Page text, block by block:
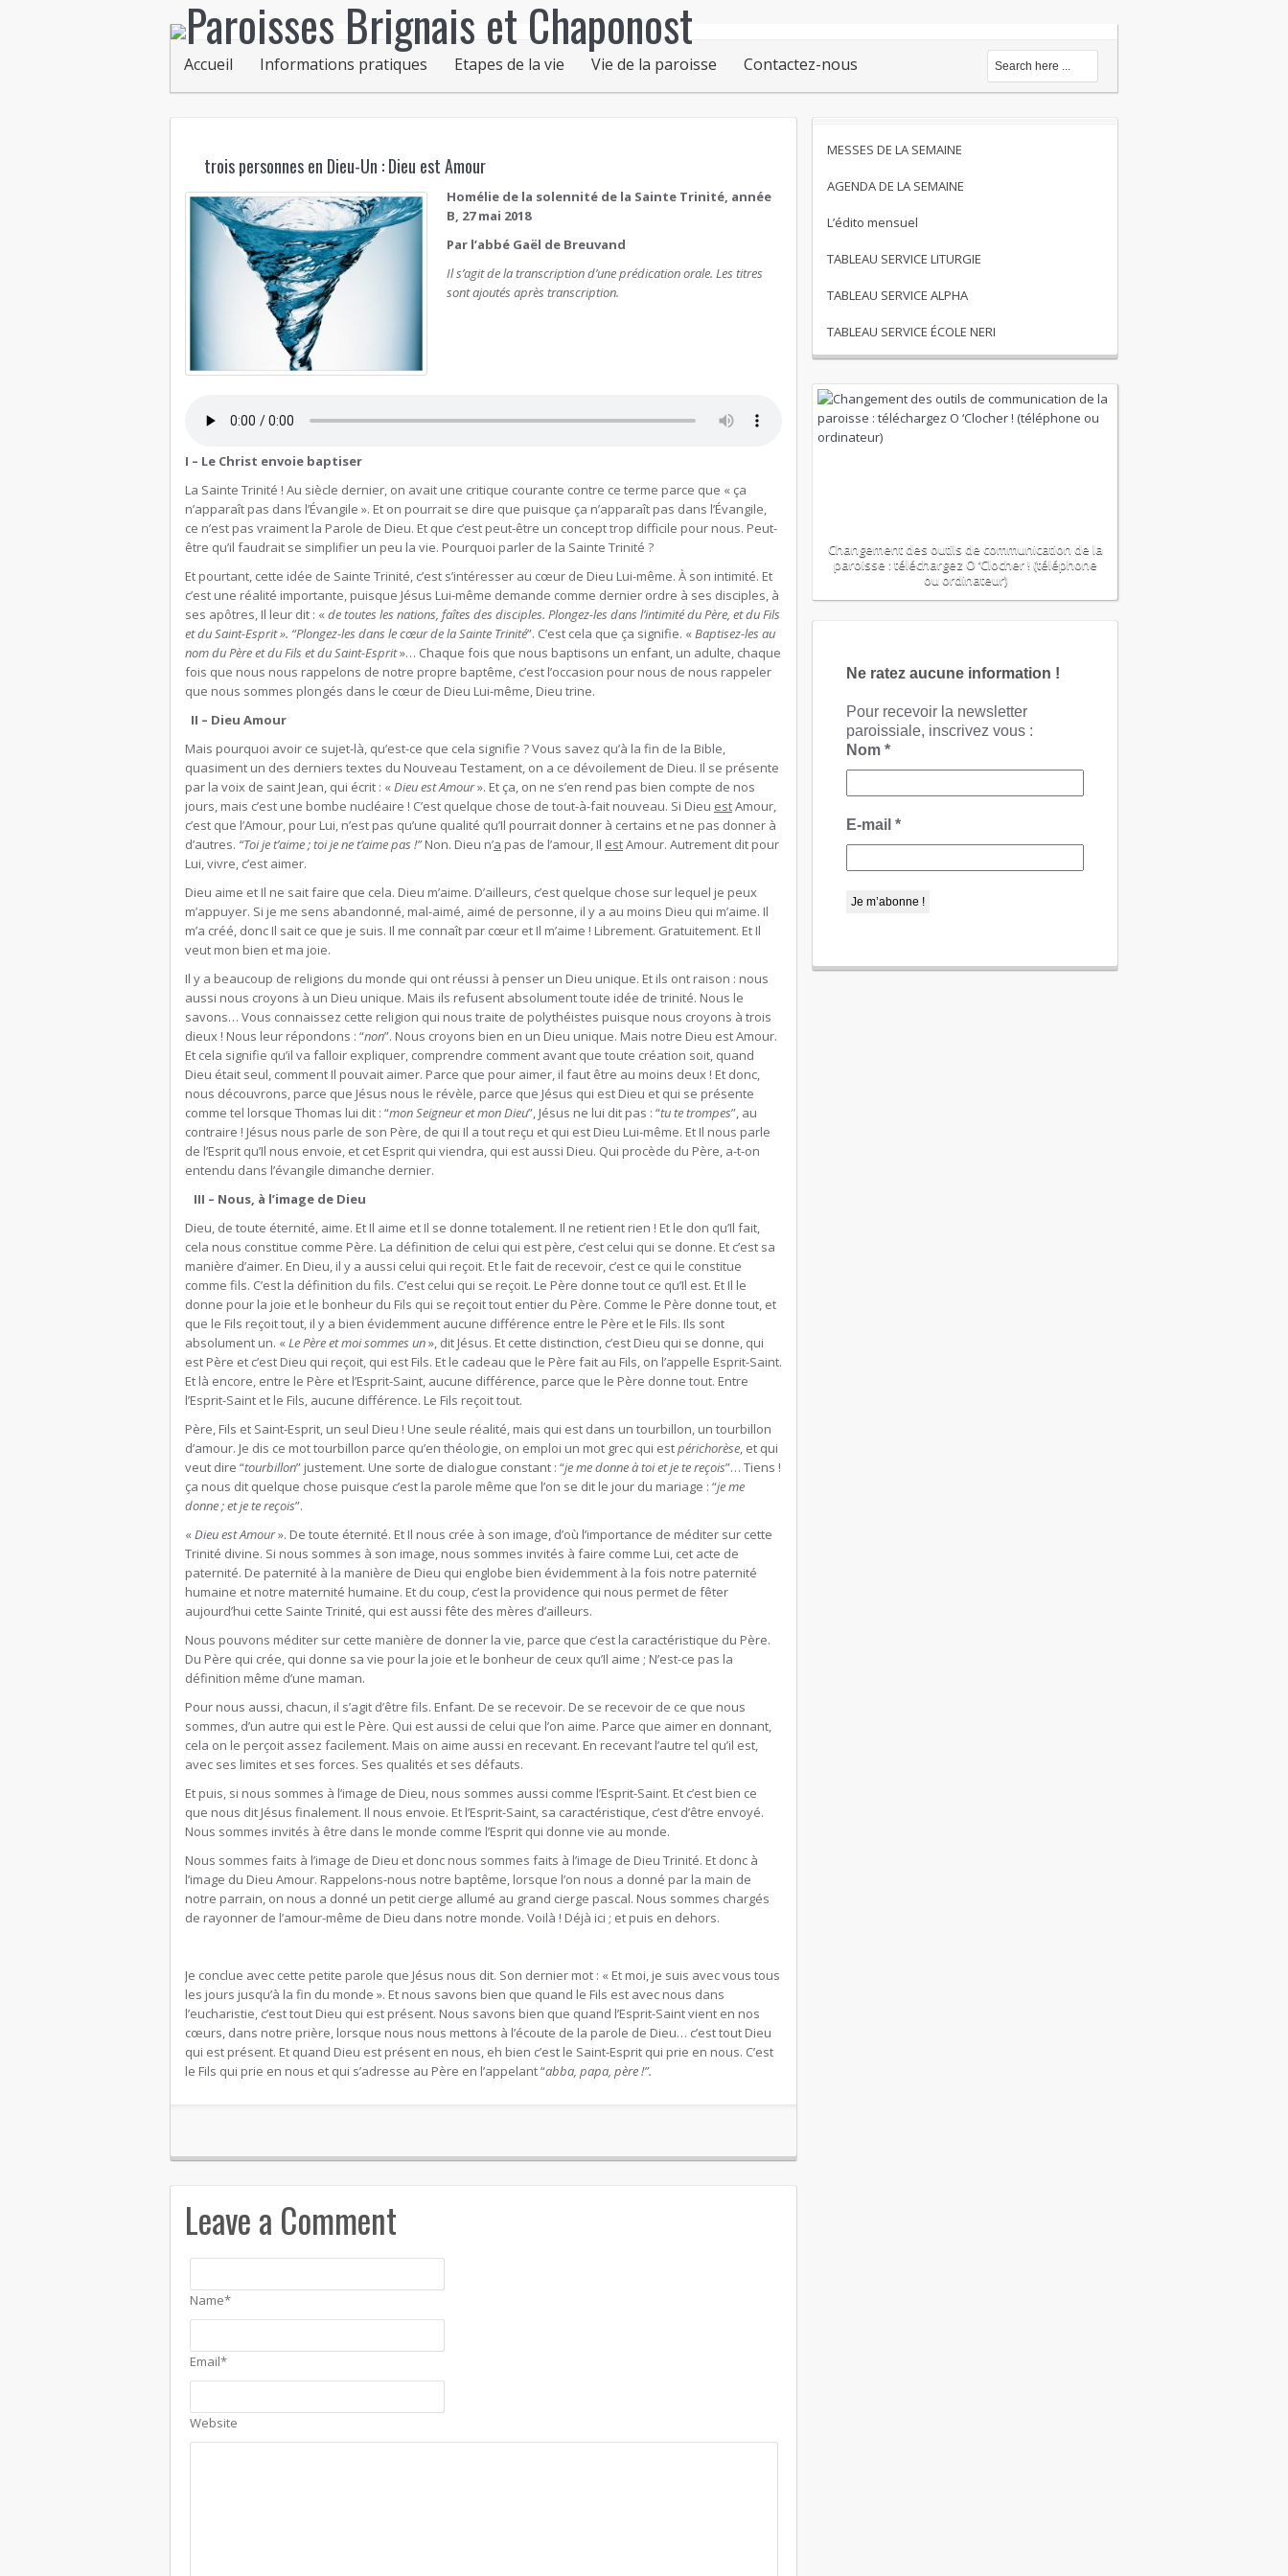
Accueil Informations pratiques Etapes de la vie Vie de la paroisse Contactez-nous
trois personnes en Dieu-Un : Dieu est Amour
Homélie de la solennité de la Sainte Trinité, année
B, 27 mai 2018
Par l’abbé Gaël de Breuvand
Il s’agit de la transcription d’une prédication orale. Les titres
sont ajoutés après transcription.
I – Le Christ envoie baptiser
La Sainte Trinité ! Au siècle dernier, on avait une critique courante contre ce terme parce que « ça
n’apparaît pas dans l’Évangile ». Et on pourrait se dire que puisque ça n’apparaît pas dans l’Évangile,
ce n’est pas vraiment la Parole de Dieu. Et que c’est peut-être un concept trop difficile pour nous. Peut-
être qu’il faudrait se simplifier un peu la vie. Pourquoi parler de la Sainte Trinité ?
Et pourtant, cette idée de Sainte Trinité, c’est s’intéresser au cœur de Dieu Lui-même. À son intimité. Et
c’est une réalité importante, puisque Jésus Lui-même demande comme dernier ordre à ses disciples, à
ses apôtres, Il leur dit : «de toutes les nations, faîtes des disciples. Plongez-les dans l’intimité du Père, et du Fils
et du Saint-Esprit ». “Plongez-les dans le cœur de la Sainte Trinité”. C’est cela que ça signifie. «Baptisez-les au
nom du Père et du Fils et du Saint-Esprit»… Chaque fois que nous baptisons un enfant, un adulte, chaque
fois que nous nous rappelons de notre propre baptême, c’est l’occasion pour nous de nous rappeler
que nous sommes plongés dans le cœur de Dieu Lui-même, Dieu trine.
II – Dieu Amour
Mais pourquoi avoir ce sujet-là, qu’est-ce que cela signifie ? Vous savez qu’à la fin de la Bible,
quasiment un des derniers textes du Nouveau Testament, on a ce dévoilement de Dieu. Il se présente
par la voix de saint Jean, qui écrit : «Dieu est Amour». Et ça, on ne s’en rend pas bien compte de nos
jours, mais c’est une bombe nucléaire ! C’est quelque chose de tout-à-fait nouveau. Si Dieu estAmour,
c’est que l’Amour, pour Lui, n’est pas qu’une qualité qu’Il pourrait donner à certains et ne pas donner à
d’autres. “Toi je t’aime ; toi je ne t’aime pas !”Non. Dieu n’a pas de l’amour, Il estAmour. Autrement dit pour
Lui, vivre, c’est aimer.
Dieu aime et Il ne sait faire que cela. Dieu m’aime. D’ailleurs, c’est quelque chose sur lequel je peux
m’appuyer. Si je me sens abandonné, mal-aimé, aimé de personne, il y a au moins Dieu qui m’aime. Il
m’a créé, donc Il sait ce que je suis. Il me connaît par cœur et Il m’aime ! Librement. Gratuitement. Et Il
veut mon bien et ma joie.
Il y a beaucoup de religions du monde qui ont réussi à penser un Dieu unique. Et ils ont raison : nous
aussi nous croyons à un Dieu unique. Mais ils refusent absolument toute idée de trinité. Nous le
savons… Vous connaissez cette religion qui nous traite de polythéistes puisque nous croyons à trois
dieux ! Nous leur répondons : “non”. Nous croyons bien en un Dieu unique. Mais notre Dieu est Amour.
Et cela signifie qu’il va falloir expliquer, comprendre comment avant que toute création soit, quand
Dieu était seul, comment Il pouvait aimer. Parce que pour aimer, il faut être au moins deux ! Et donc,
nous découvrons, parce que Jésus nous le révèle, parce que Jésus qui est Dieu et qui se présente
comme tel lorsque Thomas lui dit : “mon Seigneur et mon Dieu”, Jésus ne lui dit pas : “tu te trompes”, au
contraire ! Jésus nous parle de son Père, de qui Il a tout reçu et qui est Dieu Lui-même. Et Il nous parle
de l’Esprit qu’Il nous envoie, et cet Esprit qui viendra, qui est aussi Dieu. Qui procède du Père, a-t-on
entendu dans l’évangile dimanche dernier.
III – Nous, à l’image de Dieu
Dieu, de toute éternité, aime. Et Il aime et Il se donne totalement. Il ne retient rien ! Et le don qu’Il fait,
cela nous constitue comme Père. La définition de celui qui est père, c’est celui qui se donne. Et c’est sa
manière d’aimer. En Dieu, il y a aussi celui qui reçoit. Et le fait de recevoir, c’est ce qui le constitue
comme fils. C’est la définition du fils. C’est celui qui se reçoit. Le Père donne tout ce qu’Il est. Et Il le
donne pour la joie et le bonheur du Fils qui se reçoit tout entier du Père. Comme le Père donne tout, et
que le Fils reçoit tout, il y a bien évidemment aucune différence entre le Père et le Fils. Ils sont
absolument un. «Le Père et moi sommes un», dit Jésus. Et cette distinction, c’est Dieu qui se donne, qui
est Père et c’est Dieu qui reçoit, qui est Fils. Et le cadeau que le Père fait au Fils, on l’appelle Esprit-Saint.
Et là encore, entre le Père et l’Esprit-Saint, aucune différence, parce que le Père donne tout. Entre
l’Esprit-Saint et le Fils, aucune différence. Le Fils reçoit tout.
Père, Fils et Saint-Esprit, un seul Dieu ! Une seule réalité, mais qui est dans un tourbillon, un tourbillon
d’amour. Je dis ce mot tourbillon parce qu’en théologie, on emploi un mot grec qui estpérichorèse, et qui
veut dire “tourbillon” justement. Une sorte de dialogue constant : “je me donne à toi et je te reçois”… Tiens !
ça nous dit quelque chose puisque c’est la parole même que l’on se dit le jour du mariage : “je me
donne ; et je te reçois”.
«Dieu est Amour». De toute éternité. Et Il nous crée à son image, d’où l’importance de méditer sur cette
Trinité divine. Si nous sommes à son image, nous sommes invités à faire comme Lui, cet acte de
paternité. De paternité à la manière de Dieu qui englobe bien évidemment à la fois notre paternité
humaine et notre maternité humaine. Et du coup, c’est la providence qui nous permet de fêter
aujourd’hui cette Sainte Trinité, qui est aussi fête des mères d’ailleurs.
Nous pouvons méditer sur cette manière de donner la vie, parce que c’est la caractéristique du Père.
Du Père qui crée, qui donne sa vie pour la joie et le bonheur de ceux qu’Il aime ; N’est-ce pas la
définition même d’une maman.
Pour nous aussi, chacun, il s’agit d’être fils. Enfant. De se recevoir. De se recevoir de ce que nous
sommes, d’un autre qui est le Père. Qui est aussi de celui que l’on aime. Parce que aimer en donnant,
cela on le perçoit assez facilement. Mais on aime aussi en recevant. En recevant l’autre tel qu’il est,
avec ses limites et ses forces. Ses qualités et ses défauts.
Et puis, si nous sommes à l’image de Dieu, nous sommes aussi comme l’Esprit-Saint. Et c’est bien ce
que nous dit Jésus finalement. Il nous envoie. Et l’Esprit-Saint, sa caractéristique, c’est d’être envoyé.
Nous sommes invités à être dans le monde comme l’Esprit qui donne vie au monde.
Nous sommes faits à l’image de Dieu et donc nous sommes faits à l’image de Dieu Trinité. Et donc à
l’image du Dieu Amour. Rappelons-nous notre baptême, lorsque l’on nous a donné par la main de
notre parrain, on nous a donné un petit cierge allumé au grand cierge pascal. Nous sommes chargés
de rayonner de l’amour-même de Dieu dans notre monde. Voilà ! Déjà ici ; et puis en dehors.
Je conclue avec cette petite parole que Jésus nous dit. Son dernier mot : « Et moi, je suis avec vous tous
les jours jusqu’à la fin du monde ». Et nous savons bien que quand le Fils est avec nous dans
l’eucharistie, c’est tout Dieu qui est présent. Nous savons bien que quand l’Esprit-Saint vient en nos
cœurs, dans notre prière, lorsque nous nous mettons à l’écoute de la parole de Dieu… c’est tout Dieu
qui est présent. Et quand Dieu est présent en nous, eh bien c’est le Saint-Esprit qui prie en nous. C’est
le Fils qui prie en nous et qui s’adresse au Père en l’appelant “abba, papa, père !”.
Leave a Comment
Name*
Email*
Website
MESSES DE LA SEMAINE
AGENDA DE LA SEMAINE
L’édito mensuel
TABLEAU SERVICE LITURGIE
TABLEAU SERVICE ALPHA
TABLEAU SERVICE ÉCOLE NERI
Changement des outils de communication de la
paroisse : téléchargez O ‘Clocher ! (téléphone
ou ordinateur)
Ne ratez aucune information !
Pour recevoir la newsletter
paroissiale, inscrivez vous :
Nom *
E-mail *